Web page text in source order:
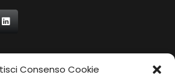
Consenso Cookie